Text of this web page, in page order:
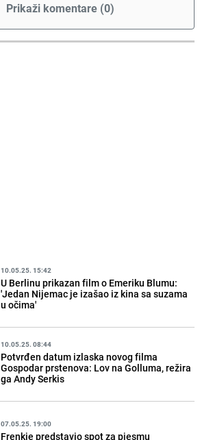
Prikaži komentare (0)
10.05.25. 15:42
U Berlinu prikazan film o Emeriku Blumu:
'Jedan Nijemac je izašao iz kina sa suzama
u očima'
10.05.25. 08:44
Potvrđen datum izlaska novog filma
Gospodar prstenova: Lov na Golluma, režira
ga Andy Serkis
07.05.25. 19:00
Frenkie predstavio spot za pjesmu